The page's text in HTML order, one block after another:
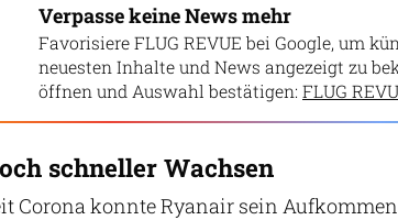
Verpasse keine News mehr
Favorisiere FLUG REVUE bei Google, um
neuesten Inhalte und News angezeigt zu
öffnen und Auswahl bestätigen: FLUG
schneller Wachsen
Corona konnte Ryanair sein